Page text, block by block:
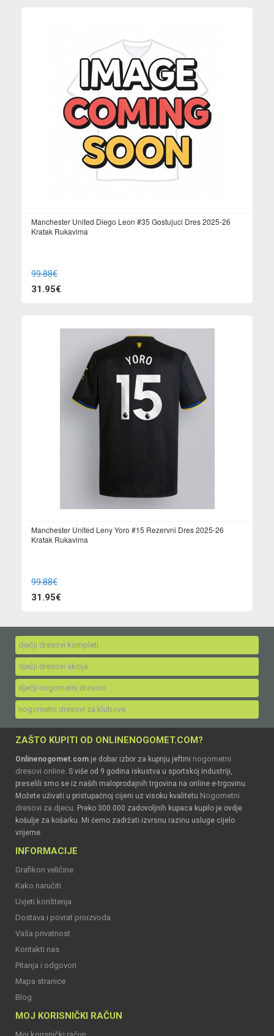
Manchester United Diego Leon #35 Gostujuci Dres 2025-26
Kratak Rukavima
99.88€
31.95€
Manchester United Leny Yoro #15 Rezervni Dres 2025-26
Kratak Rukavima
99.88€
31.95€
dječji dresovi kompleti
dječji dresovi akcija
dječji nogometni dresovi
nogometni dresovi za klubove
ZAŠTO KUPITI OD ONLINENOGOMET.COM?
Onlinenogomet.com je dobar izbor za kupnju jeftini nogometni
dresovi online. S više od 9 godina iskustva u sportskoj industriji,
preselili smo se iz naših maloprodajnih trgovina na online e-trgovinu.
Možete uživati u pristupačnoj cijeni uz visoku kvalitetu Nogometni
dresovi za djecu. Preko 300.000 zadovoljnih kupaca kupilo je ovdje
košulje za košarku. Mi ćemo zadržati izvrsnu razinu usluge cijelo
vrijeme.
INFORMACIJE
Grafikon veličine
Kako naručiti
Uvjeti korištenja
Dostava i povrat proizvoda
Vaša privatnost
Kontakti nas
Pitanja i odgovori
Mapa stranice
Blog
MOJ KORISNIČKI RAČUN